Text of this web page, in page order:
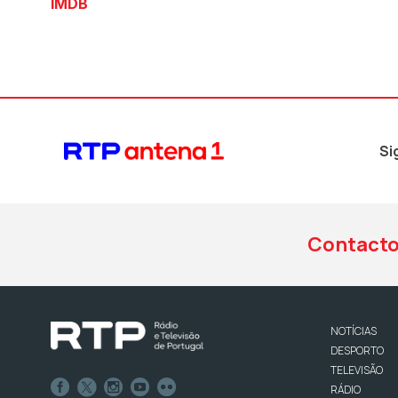
NOTÍCIAS
DESPORTO
TELEVISÃO
RÁDIO